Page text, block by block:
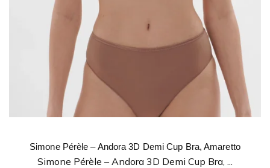
Simone Pérèle – Andora 3D Demi Cup Bra, Amaretto
Simone Pérèle – Andora 3D Demi Cup Bra, ...